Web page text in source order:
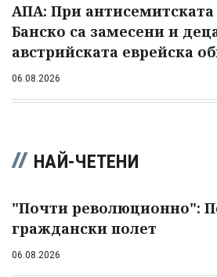
АПА: При антисемитската
Банско са замесени и
австрийската еврейска
06.08.2026
НАЙ-ЧЕТЕНИ
"Почти революционно":
граждански полет
06.08.2026